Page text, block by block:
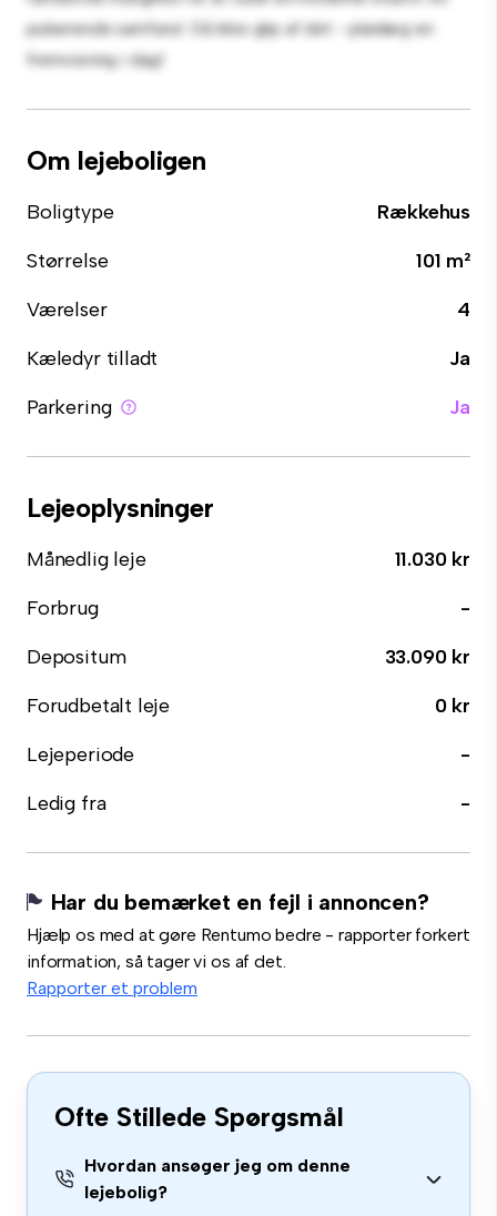
pulserende samfund. Gå ikke glip af det - planlæg en
fremvisning i dag!
Om lejeboligen
Boligtype
Rækkehus
Størrelse
101 m²
Værelser
4
Kæledyr tilladt
Ja
Parkering
Ja
Lejeoplysninger
Månedlig leje
11.030 kr
Forbrug
-
Depositum
33.090 kr
Forudbetalt leje
0 kr
Lejeperiode
-
Ledig fra
-
Har du bemærket en fejl i annoncen?
Hjælp os med at gøre Rentumo bedre - rapporter forkert
information, så tager vi os af det.
Rapporter et problem
Ofte Stillede Spørgsmål
Hvordan ansøger jeg om denne
lejebolig?